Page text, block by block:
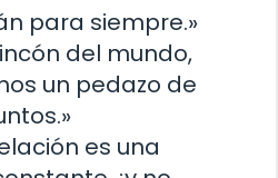
para siempre.»
del mundo,
un pedazo de
es una